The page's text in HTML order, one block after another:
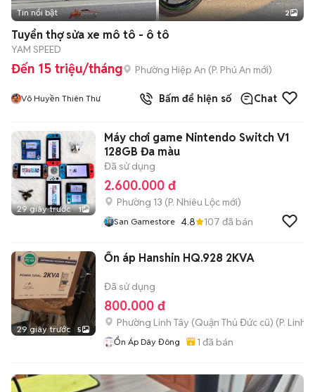
Tin nổi bật 2
Tuyển thợ sửa xe mô tô - ô tô
YAM SPEED
Đến 15 triệu/tháng Phường Hiệp An (P. Phú An mới)
Võ Huyền Thiên Thư Bấm để hiện số Chat
29 giây trước 1
Máy chơi game Nintendo Switch V1
128GB Đa màu
Đã sử dụng
2.600.000 đ
Phường 13 (P. Nhiêu Lộc mới)
San Gamestore 4.8 107 đã bán
29 giây trước 5
Ổn áp Hanshin HQ.928 2KVA
Đã sử dụng
800.000 đ
Phường Linh Tây (Quận Thủ Đức cũ) (P. Linh
Ổn Áp Dây Đông 1 đã bán